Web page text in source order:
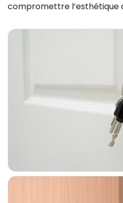
compromettre l’esthétique